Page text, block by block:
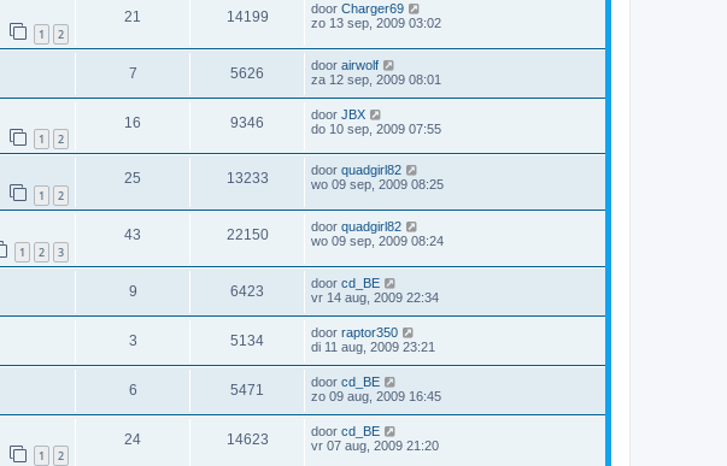
1 2
21 14199 door Charger69
zo 13 sep, 2009 03:02
7 5626 door airwolf
za 12 sep, 2009 08:01
1 2
16 9346 door JBX
do 10 sep, 2009 07:55
1 2
25 13233 door quadgirl82
wo 09 sep, 2009 08:25
1 2 3
43 22150 door quadgirl82
wo 09 sep, 2009 08:24
9 6423 door cd_BE
vr 14 aug, 2009 22:34
3 5134 door raptor350
di 11 aug, 2009 23:21
6 5471 door cd_BE
zo 09 aug, 2009 16:45
1 2
24 14623 door cd_BE
vr 07 aug, 2009 21:20